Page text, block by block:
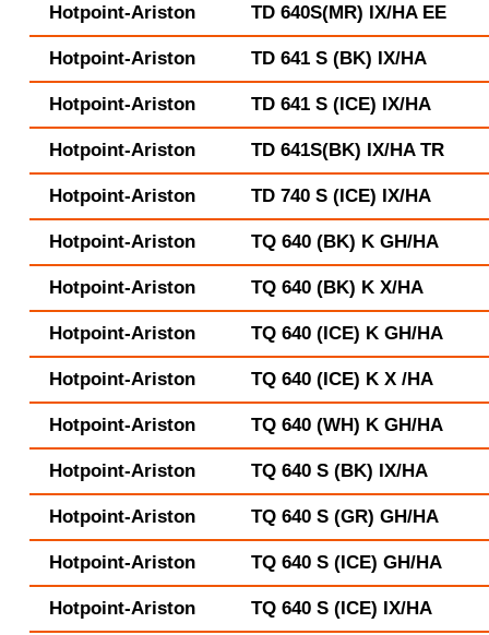
Hotpoint-Ariston TD 640S(MR) IX/HA EE
Hotpoint-Ariston TD 641 S (BK) IX/HA
Hotpoint-Ariston TD 641 S (ICE) IX/HA
Hotpoint-Ariston TD 641S(BK) IX/HA TR
Hotpoint-Ariston TD 740 S (ICE) IX/HA
Hotpoint-Ariston TQ 640 (BK) K GH/HA
Hotpoint-Ariston TQ 640 (BK) K X/HA
Hotpoint-Ariston TQ 640 (ICE) K GH/HA
Hotpoint-Ariston TQ 640 (ICE) K X /HA
Hotpoint-Ariston TQ 640 (WH) K GH/HA
Hotpoint-Ariston TQ 640 S (BK) IX/HA
Hotpoint-Ariston TQ 640 S (GR) GH/HA
Hotpoint-Ariston TQ 640 S (ICE) GH/HA
Hotpoint-Ariston TQ 640 S (ICE) IX/HA